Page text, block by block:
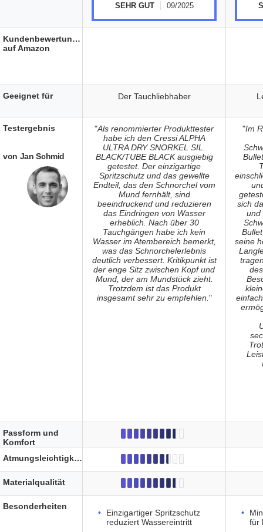
SEHR GUT 09/2025
Der Tauchliebhaber
"Als renommierter Produkttester
habe ich den Cressi ALPHA
ULTRA DRY SNORKEL SIL.
BLACK/TUBE BLACK ausgiebig
getestet. Der einzigartige
Spritzschutz und das gewellte
Endteil, das den Schnorchel vom
Mund fernhält, sind
beeindruckend und reduzieren
das Eindringen von Wasser
erheblich. Nach über 30
Tauchgängen habe ich kein
Wasser im Atembereich bemerkt,
was das Schnorchelerlebnis
deutlich verbessert. Kritikpunkt ist
der enge Sitz zwischen Kopf und
Mund, der am Mundstück zieht.
Trotzdem ist das Produkt
insgesamt sehr zu empfehlen."
"Im
sich
und
seine
Einzigartiger Spritzschutz
reduziert Wassereintritt
für
Kundenbewertungen
auf Amazon
Geeignet für
Testergebnis
von Jan Schmid
Passform und
Komfort
Atmungsleichtigkeit
Materialqualität
Besonderheiten